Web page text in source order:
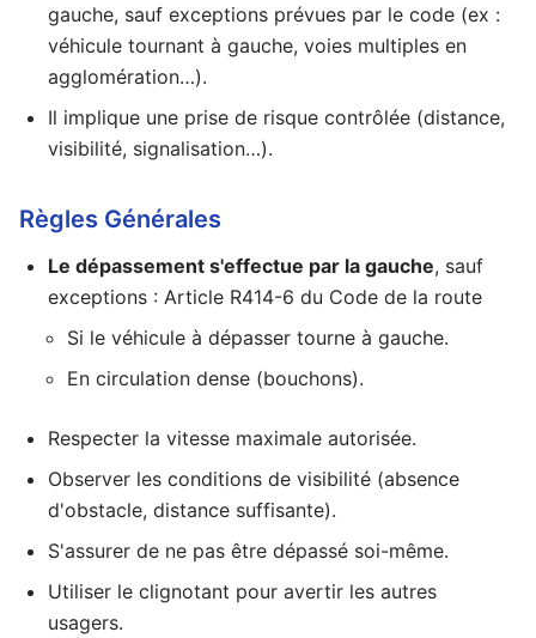
gauche, sauf exceptions prévues par le code (ex :
véhicule tournant à gauche, voies multiples en
agglomération…).
Il implique une prise de risque contrôlée (distance,
visibilité, signalisation…).
Règles Générales
Le dépassement s'effectue par la gauche, sauf
exceptions : Article R414-6 du Code de la route
Si le véhicule à dépasser tourne à gauche.
En circulation dense (bouchons).
Respecter la vitesse maximale autorisée.
Observer les conditions de visibilité (absence
d'obstacle, distance suffisante).
S'assurer de ne pas être dépassé soi-même.
Utiliser le clignotant pour avertir les autres
usagers.